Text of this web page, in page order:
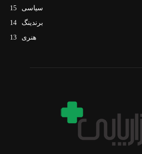
سیاسی
15
برندینگ
14
هنری
13